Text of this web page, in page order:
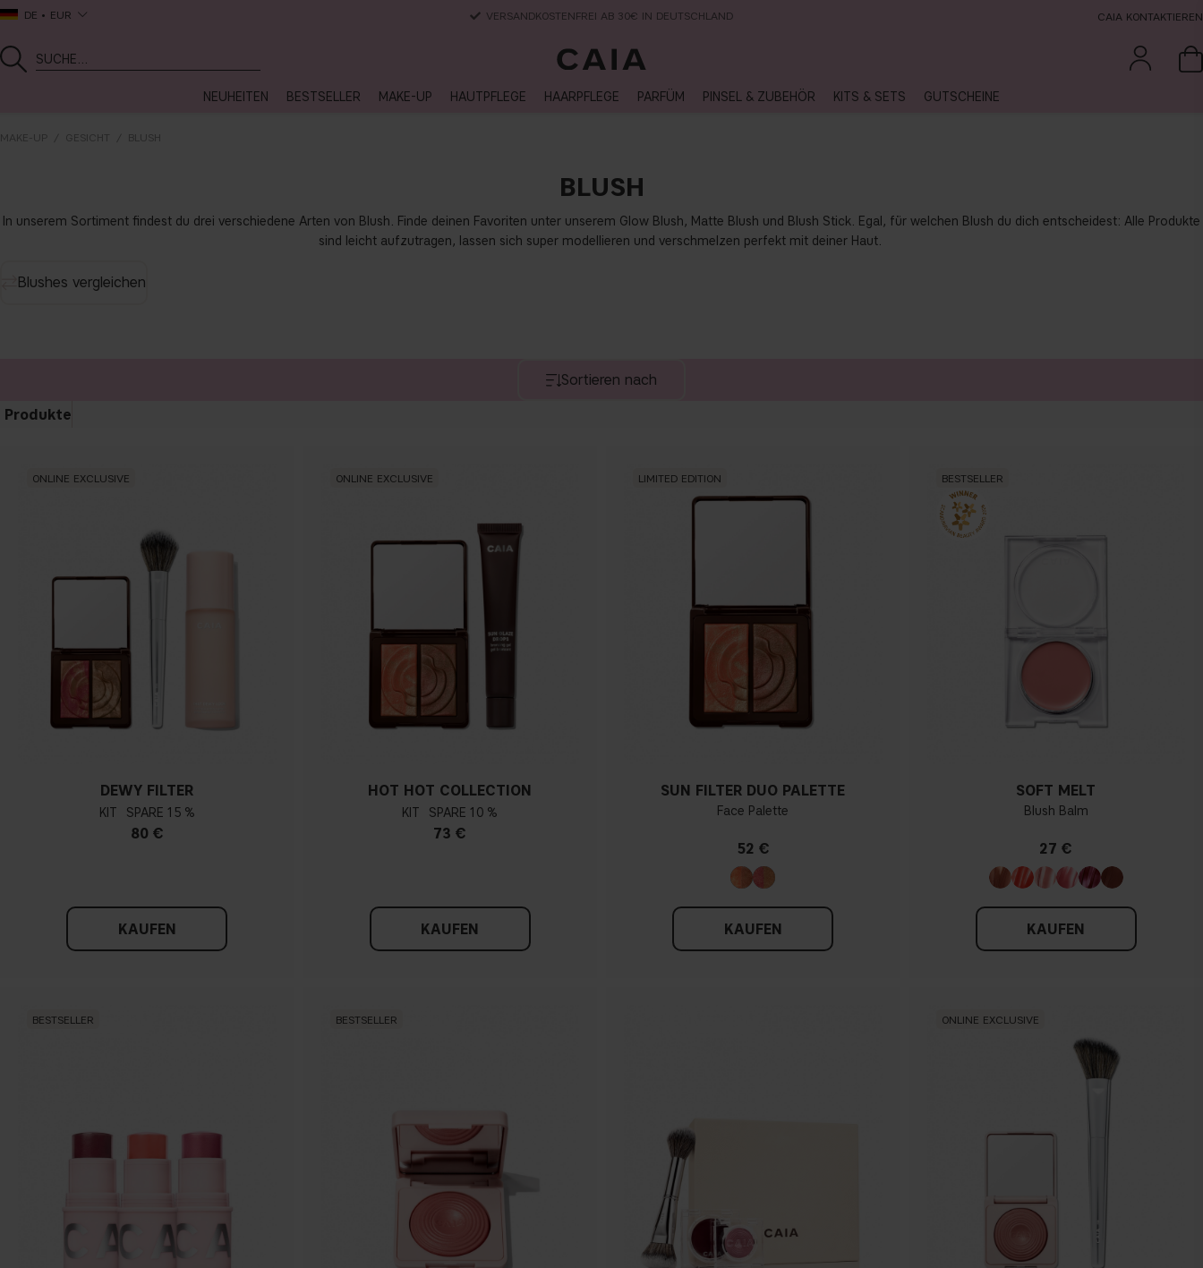
DE EUR LIEFERUNG NACH HAUSE, LIEFERZEIT 2-4 WERKTAGE CAIA KONTAKTIEREN
NEUHEITEN BESTSELLER MAKE-UP HAUTPFLEGE HAARPFLEGE PARFÜM PINSEL & ZUBEHÖR KITS & SETS GUTSCHEINE
MAKE-UP GESICHT BLUSH
BLUSH
In unserem Sortiment findest du drei verschiedene Arten von Blush. Finde deinen Favoriten unter unserem Glow Blush, Matte Blush und Blush Stick. Egal, für welchen Blush du dich entscheidest: Alle Produkte
sind leicht aufzutragen, lassen sich super modellieren und verschmelzen perfekt mit deiner Haut.
Blushes vergleichen
Sortieren nach
Produkte
ONLINE EXCLUSIVE
DEWY FILTER
KIT 15 %
80 €
KAUFEN
ONLINE EXCLUSIVE
HOT HOT COLLECTION
KIT 10 %
73 €
KAUFEN
LIMITED EDITION
SUN FILTER DUO PALETTE
Face Palette
52 €
KAUFEN
BESTSELLER
SOFT MELT
Blush Balm
27 €
KAUFEN
BESTSELLER BESTSELLER ONLINE EXCLUSIVE